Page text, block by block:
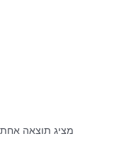
מציג תוצאה אחת